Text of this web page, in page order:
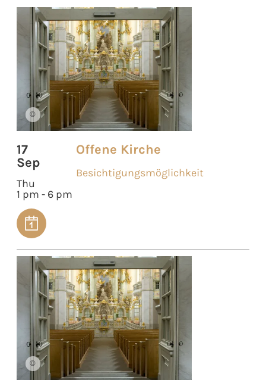
©
17
Sep
Thu
1 pm - 6 pm
Offene Kirche
Besichtigungsmöglichkeit
©